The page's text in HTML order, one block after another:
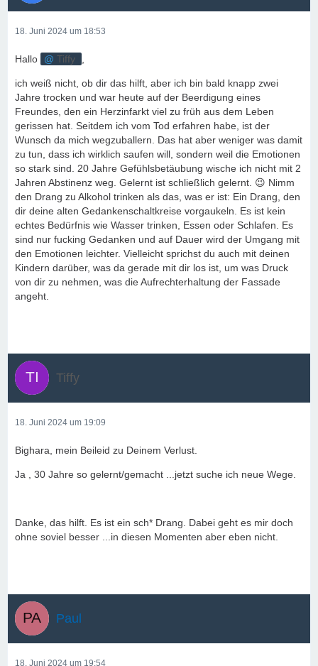
18. Juni 2024 um 18:53
Hallo Tiffy
ich weiß nicht, ob dir das hilft, aber ich bin bald knapp zwei
Jahre trocken und war heute auf der Beerdigung eines
Freundes, den ein Herzinfarkt viel zu früh aus dem Leben
gerissen hat. Seitdem ich vom Tod erfahren habe, ist der
Wunsch da mich wegzuballern. Das hat aber weniger was damit
zu tun, dass ich wirklich saufen will, sondern weil die Emotionen
so stark sind. 20 Jahre Gefühlsbetäubung wische ich nicht mit 2
Jahren Abstinenz weg. Gelernt ist schließlich gelernt. 😉 Nimm
den Drang zu Alkohol trinken als das, was er ist: Ein Drang, den
dir deine alten Gedankenschaltkreise vorgaukeln. Es ist kein
echtes Bedürfnis wie Wasser trinken, Essen oder Schlafen. Es
sind nur fucking Gedanken und auf Dauer wird der Umgang mit
den Emotionen leichter. Vielleicht sprichst du auch mit deinen
Kindern darüber, was da gerade mit dir los ist, um was Druck
von dir zu nehmen, was die Aufrechterhaltung der Fassade
angeht.
Tiffy
18. Juni 2024 um 19:09
Bighara, mein Beileid zu Deinem Verlust.
Ja , 30 Jahre so gelernt/gemacht ...jetzt suche ich neue Wege.
Danke, das hilft. Es ist ein sch* Drang. Dabei geht es mir doch
ohne soviel besser ...in diesen Momenten aber eben nicht.
Paul
18. Juni 2024 um 19:54